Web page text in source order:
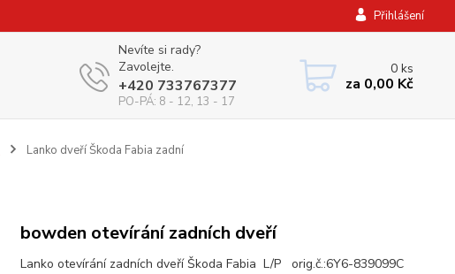
Přihlášení
Nevíte si rady?
Zavolejte.
+420 733767377
PO-PÁ: 8 - 12, 13 - 17
0 ks
za 0,00 Kč
Lanko dveří Škoda Fabia zadní
bowden otevírání zadních dveří
Lanko otevírání zadních dveří Škoda Fabia L/P orig.č.:6Y6-839099C